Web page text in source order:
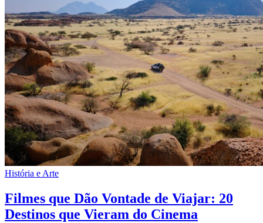
História e Arte
Filmes que Dão Vontade de Viajar: 20
Destinos que Vieram do Cinema